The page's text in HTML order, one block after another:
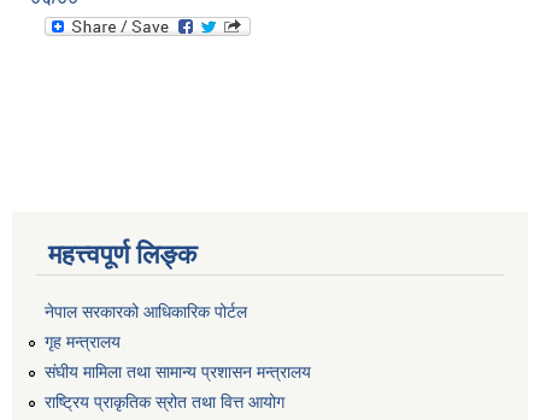
महत्त्वपूर्ण लिङ्क
नेपाल सरकारको आधिकारिक पोर्टल
गृह मन्त्रालय
संघीय मामिला तथा सामान्य प्रशासन मन्त्रालय
राष्ट्रिय प्राकृतिक स्रोत तथा वित्त आयोग